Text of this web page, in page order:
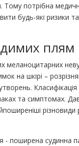
Тому потрібна
будь-які ризики
​​плям
меланоцитарних
на шкірі –
та симптомах.
- поширена судинна